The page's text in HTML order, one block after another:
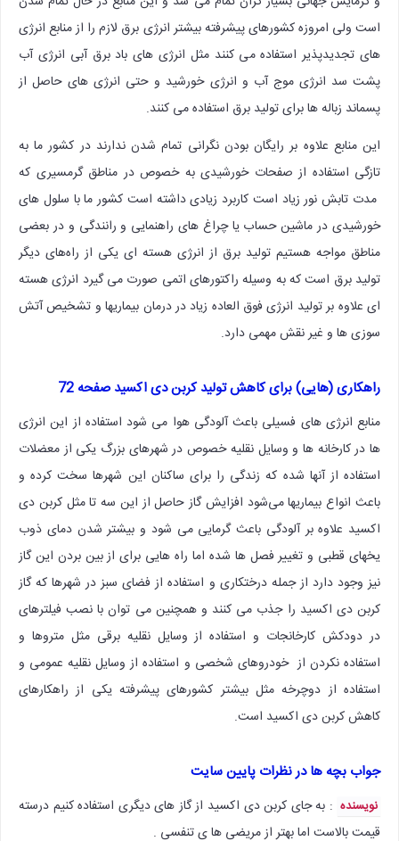
است ولی امروزه کشورهای پیشرفته بیشتر انرژی برق لازم را از منابع انرژی
های تجدیدپذیر استفاده می کنند مثل انرژی های باد برق آبی انرژی آب
پشت سد انرژی موج آب و انرژی خورشید و حتی انرژی های حاصل از
پسماند زباله ها برای تولید برق استفاده می کنند.
این منابع علاوه بر رایگان بودن نگرانی تمام شدن ندارند در کشور ما به
تازگی استفاده از صفحات خورشیدی به خصوص در مناطق گرمسیری که
مدت تابش نور زیاد است کاربرد زیادی داشته است کشور ما با سلول های
خورشیدی در ماشین حساب یا چراغ های راهنمایی و رانندگی و در بعضی
مناطق مواجه هستیم تولید برق از انرژی هسته ای یکی از راه‌های دیگر
تولید برق است که به وسیله راکتورهای اتمی صورت می گیرد انرژی هسته
ای علاوه بر تولید انرژی فوق العاده زیاد در درمان بیماریها و تشخیص آتش
سوزی ها و غیر نقش مهمی دارد.
راهکاری (هایی) برای کاهش تولید کربن دی اکسید صفحه 72
منابع انرژی های فسیلی باعث آلودگی هوا می شود استفاده از این انرژی
ها در کارخانه ها و وسایل نقلیه خصوص در شهرهای بزرگ یکی از معضلات
استفاده از آنها شده که زندگی را برای ساکنان این شهرها سخت کرده و
باعث انواع بیماریها می‌شود افزایش گاز حاصل از این سه تا مثل کربن دی
اکسید علاوه بر آلودگی باعث گرمایی می شود و بیشتر شدن دمای ذوب
یخهای قطبی و تغییر فصل ها شده اما راه هایی برای از بین بردن این گاز
نیز وجود دارد از جمله درختکاری و استفاده از فضای سبز در شهرها که گاز
کربن دی اکسید را جذب می کنند و همچنین می توان با نصب فیلترهای
در دودکش کارخانجات و استفاده از وسایل نقلیه برقی مثل متروها و
استفاده نکردن از خودروهای شخصی و استفاده از وسایل نقلیه عمومی و
استفاده از دوچرخه مثل بیشتر کشورهای پیشرفته یکی از راهکارهای
کاهش کربن دی اکسید است.
جواب بچه ها در نظرات پایین سایت
نویسنده : به جای کربن دی اکسید از گاز های دیگری استفاده کنیم درسته
قیمت بالاست اما بهتر از مریضی ها ی تنفسی .